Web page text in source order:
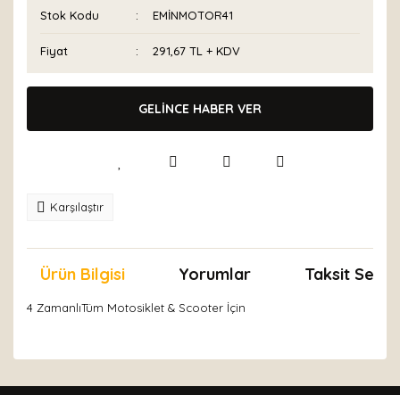
Stok Kodu EMİNMOTOR41
Fiyat 291,67 TL + KDV
GELİNCE HABER VER
Karşılaştır
Ürün Bilgisi Yorumlar Taksit
4 ZamanlıTüm Motosiklet & Scooter İçin
formunu kullanarak tarafımıza iletebilirsiniz.